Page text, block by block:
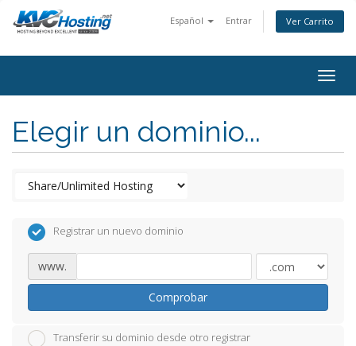
Español Entrar Ver Carrito
Elegir un dominio...
Registrar un nuevo dominio
www.
Comprobar
Transferir su dominio desde otro registrar